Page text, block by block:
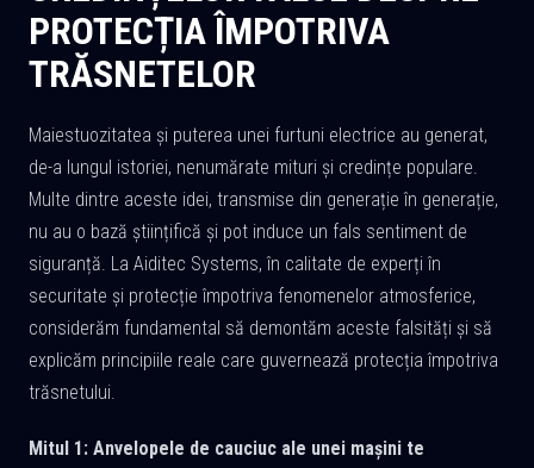
PROTECȚIA ÎMPOTRIVA
TRĂSNETELOR
Maiestuozitatea și puterea unei furtuni electrice au generat,
de-a lungul istoriei, nenumărate mituri și credințe populare.
Multe dintre aceste idei, transmise din generație în generație,
nu au o bază științifică și pot induce un fals sentiment de
siguranță. La Aiditec Systems, în calitate de experți în
securitate și protecție împotriva fenomenelor atmosferice,
considerăm fundamental să demontăm aceste falsități și să
explicăm principiile reale care guvernează protecția împotriva
trăsnetului.
Mitul 1: Anvelopele de cauciuc ale unei mașini te